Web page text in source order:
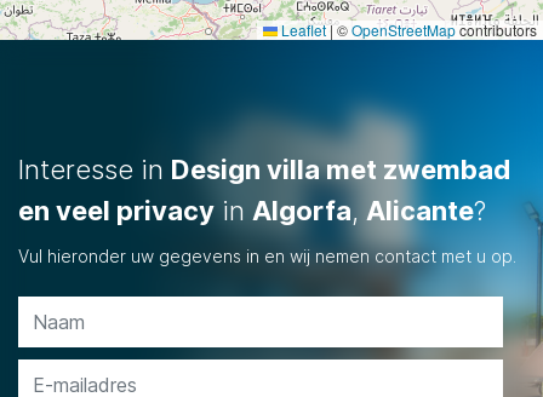
Leaflet|©OpenStreetMapcontributors
Interesse in Design villa met zwembad
en veel privacy in Algorfa, Alicante?
Vul hieronder uw gegevens in en wij nemen contact met u op.